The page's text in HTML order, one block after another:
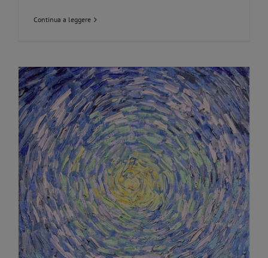
Continua a leggere